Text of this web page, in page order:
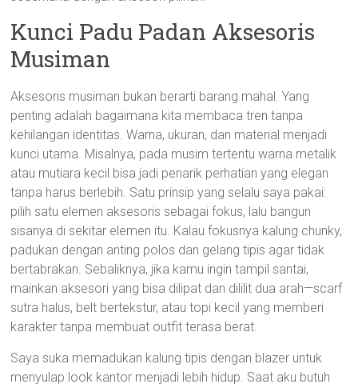
Kunci Padu Padan Aksesoris
Musiman
Aksesoris musiman bukan berarti barang mahal. Yang
penting adalah bagaimana kita membaca tren tanpa
kehilangan identitas. Warna, ukuran, dan material menjadi
kunci utama. Misalnya, pada musim tertentu warna metalik
atau mutiara kecil bisa jadi penarik perhatian yang elegan
tanpa harus berlebih. Satu prinsip yang selalu saya pakai:
pilih satu elemen aksesoris sebagai fokus, lalu bangun
sisanya di sekitar elemen itu. Kalau fokusnya kalung chunky,
padukan dengan anting polos dan gelang tipis agar tidak
bertabrakan. Sebaliknya, jika kamu ingin tampil santai,
mainkan aksesori yang bisa dilipat dan dililit dua arah—scarf
sutra halus, belt bertekstur, atau topi kecil yang memberi
karakter tanpa membuat outfit terasa berat.
Saya suka memadukan kalung tipis dengan blazer untuk
menyulap look kantor menjadi lebih hidup. Saat aku butuh